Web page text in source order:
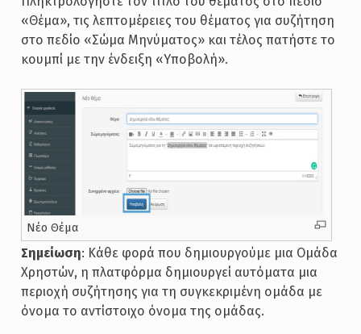
«Θέμα», τις λεπτομέρειες του θέματος για συζήτηση
στο πεδίο «Σώμα Μηνύματος» και τέλος πατήστε το
κουμπί με την ένδειξη «Υποβολή».
Νέο Θέμα
Σημείωση: Κάθε φορά που δημιουργούμε μια Ομάδα
Χρηστών, η πλατφόρμα δημιουργεί αυτόματα μια
περιοχή συζήτησης για τη συγκεκριμένη ομάδα με
όνομα το αντίστοιχο όνομα της ομάδας.